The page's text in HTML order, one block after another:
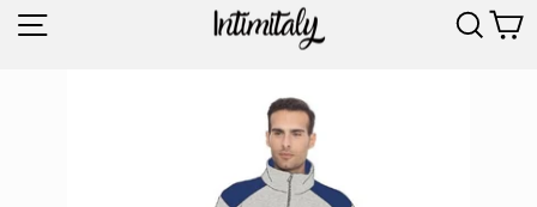
contenuti
in
pausa
Navigazione del sito